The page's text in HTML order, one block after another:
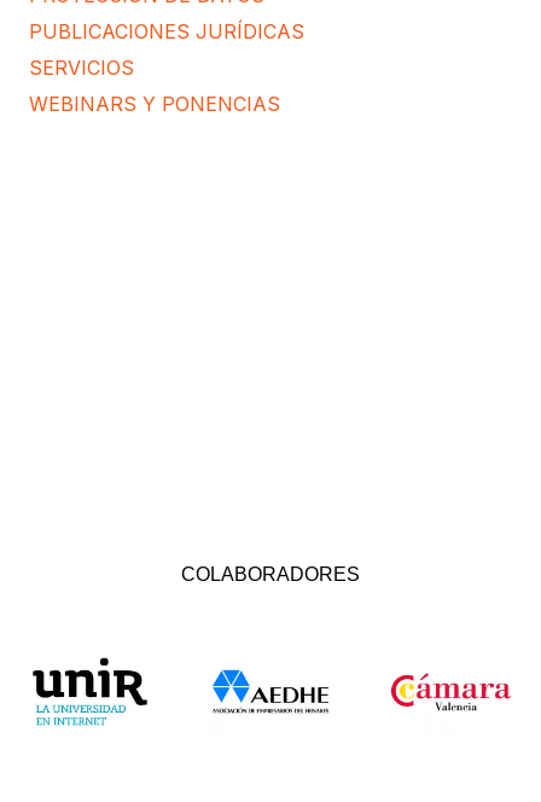
PUBLICACIONES JURÍDICAS
SERVICIOS
WEBINARS Y PONENCIAS
COLABORADORES